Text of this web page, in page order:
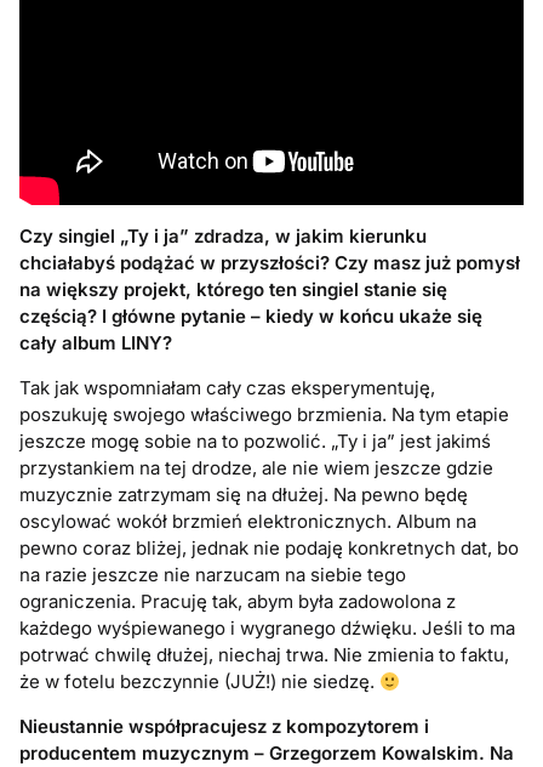
Czy singiel „Ty i ja” zdradza, w jakim kierunku
chciałabyś podążać w przyszłości? Czy masz już pomysł
na większy projekt, którego ten singiel stanie się
częścią? I główne pytanie – kiedy w końcu ukaże się
cały album LINY?
Tak jak wspomniałam cały czas eksperymentuję,
poszukuję swojego właściwego brzmienia. Na tym etapie
jeszcze mogę sobie na to pozwolić. „Ty i ja” jest jakimś
przystankiem na tej drodze, ale nie wiem jeszcze gdzie
muzycznie zatrzymam się na dłużej. Na pewno będę
oscylować wokół brzmień elektronicznych. Album na
pewno coraz bliżej, jednak nie podaję konkretnych dat, bo
na razie jeszcze nie narzucam na siebie tego
ograniczenia. Pracuję tak, abym była zadowolona z
każdego wyśpiewanego i wygranego dźwięku. Jeśli to ma
potrwać chwilę dłużej, niechaj trwa. Nie zmienia to faktu,
że w fotelu bezczynnie (JUŻ!) nie siedzę.
Nieustannie współpracujesz z kompozytorem i
producentem muzycznym – Grzegorzem Kowalskim. Na